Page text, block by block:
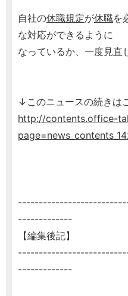
自社の休職規定が休職を
な対応ができるように
なっているか、一度見直
↓このニュースの続きは
http://contents.office-
-------------
【編集後記】
-------------